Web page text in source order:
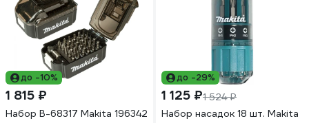
до -10%
1 815 ₽
Набор B-68317 Makita 196342
до -29%
1 125 ₽1 524 ₽
Набор насадок 18 шт. Makita